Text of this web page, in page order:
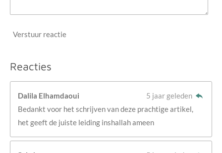
Verstuur reactie
Reacties
Dalila Elhamdaoui
5 jaar geleden
Bedankt voor het schrijven van deze prachtige artikel,
het geeft de juiste leiding inshallah ameen